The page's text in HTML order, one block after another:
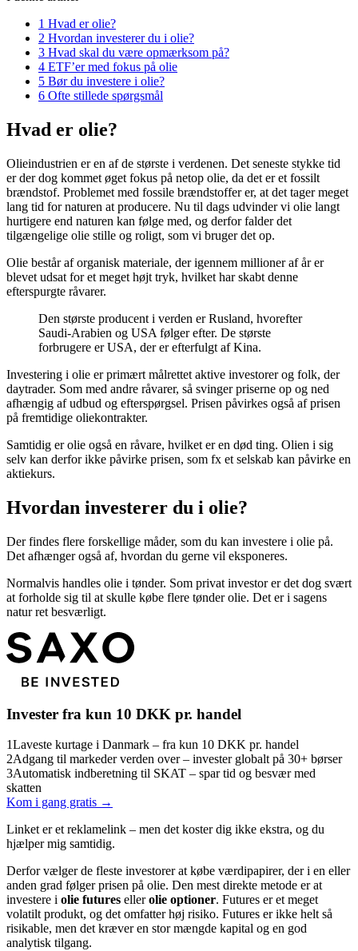
1 Hvad er olie?
2 Hvordan investerer du i olie?
3 Hvad skal du være opmærksom på?
4 ETF’er med fokus på olie
5 Bør du investere i olie?
6 Ofte stillede spørgsmål
Hvad er olie?
Olieindustrien er en af de største i verdenen. Det seneste stykke tid
er der dog kommet øget fokus på netop olie, da det er et fossilt
brændstof. Problemet med fossile brændstoffer er, at det tager meget
lang tid for naturen at producere. Nu til dags udvinder vi olie langt
hurtigere end naturen kan følge med, og derfor falder det
tilgængelige olie stille og roligt, som vi bruger det op.
Olie består af organisk materiale, der igennem millioner af år er
blevet udsat for et meget højt tryk, hvilket har skabt denne
efterspurgte råvarer.
Den største producent i verden er Rusland, hvorefter
Saudi-Arabien og USA følger efter. De største
forbrugere er USA, der er efterfulgt af Kina.
Investering i olie er primært målrettet aktive investorer og folk, der
daytrader. Som med andre råvarer, så svinger priserne op og ned
afhængig af udbud og efterspørgsel. Prisen påvirkes også af prisen
på fremtidige oliekontrakter.
Samtidig er olie også en råvare, hvilket er en død ting. Olien i sig
selv kan derfor ikke påvirke prisen, som fx et selskab kan påvirke en
aktiekurs.
Hvordan investerer du i olie?
Der findes flere forskellige måder, som du kan investere i olie på.
Det afhænger også af, hvordan du gerne vil eksponeres.
Normalvis handles olie i tønder. Som privat investor er det dog svært
at forholde sig til at skulle købe flere tønder olie. Det er i sagens
natur ret besværligt.
Invester fra kun 10 DKK pr. handel
1Laveste kurtage i Danmark – fra kun 10 DKK pr. handel
2Adgang til markeder verden over – invester globalt på 30+ børser
3Automatisk indberetning til SKAT – spar tid og besvær med
skatten
Kom i gang gratis →
Linket er et reklamelink – men det koster dig ikke ekstra, og du
hjælper mig samtidig.
Derfor vælger de fleste investorer at købe værdipapirer, der i en eller
anden grad følger prisen på olie. Den mest direkte metode er at
investere i olie futures ellerolie optioner. Futures er et meget
volatilt produkt, og det omfatter høj risiko. Futures er ikke helt så
risikable, men det kræver en stor mængde kapital og en god
analytisk tilgang.